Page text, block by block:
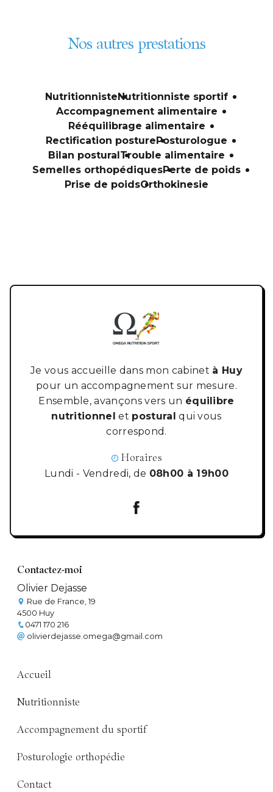
Nos autres prestations
NutritionnisteNutritionniste sportif
Accompagnement alimentaire
Rééquilibrage alimentaire
Rectification posturePosturologue
Bilan posturalTrouble alimentaire
Semelles orthopédiquesPerte de poids
Prise de poidsOrthokinesie
Je vous accueille dans mon cabinet à Huy
pour un accompagnement sur mesure.
Ensemble, avançons vers un équilibre
nutritionnel et postural qui vous
correspond.
Horaires
Lundi - Vendredi, de 08h00 à 19h00
Contactez-moi
Olivier Dejasse
Rue de France, 19
4500 Huy
0471 170 216
olivierdejasse.omega@gmail.com
Accueil
Nutritionniste
Accompagnement du sportif
Posturologie orthopédie
Contact